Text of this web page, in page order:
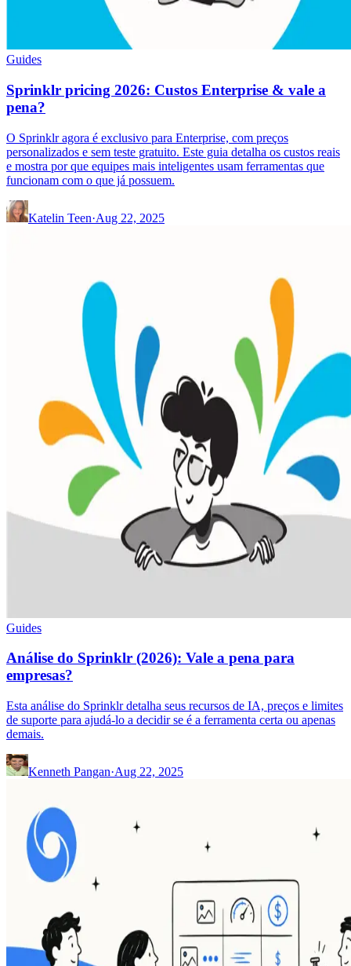
Guides
Sprinklr pricing 2026: Custos Enterprise & vale a
pena?
O Sprinklr agora é exclusivo para Enterprise, com preços
personalizados e sem teste gratuito. Este guia detalha os custos reais
e mostra por que equipes mais inteligentes usam ferramentas que
funcionam com o que já possuem.
Katelin Teen·Aug 22, 2025
Guides
Análise do Sprinklr (2026): Vale a pena para
empresas?
Esta análise do Sprinklr detalha seus recursos de IA, preços e limites
de suporte para ajudá-lo a decidir se é a ferramenta certa ou apenas
demais.
Kenneth Pangan·Aug 22, 2025